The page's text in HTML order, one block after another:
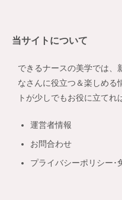
ー
当サイトについて
できるナースの美学では、
なさんに役立つ＆楽しめる
トが少しでもお役に立てれ
運営者情報
お問合わせ
プライバシーポリシー･